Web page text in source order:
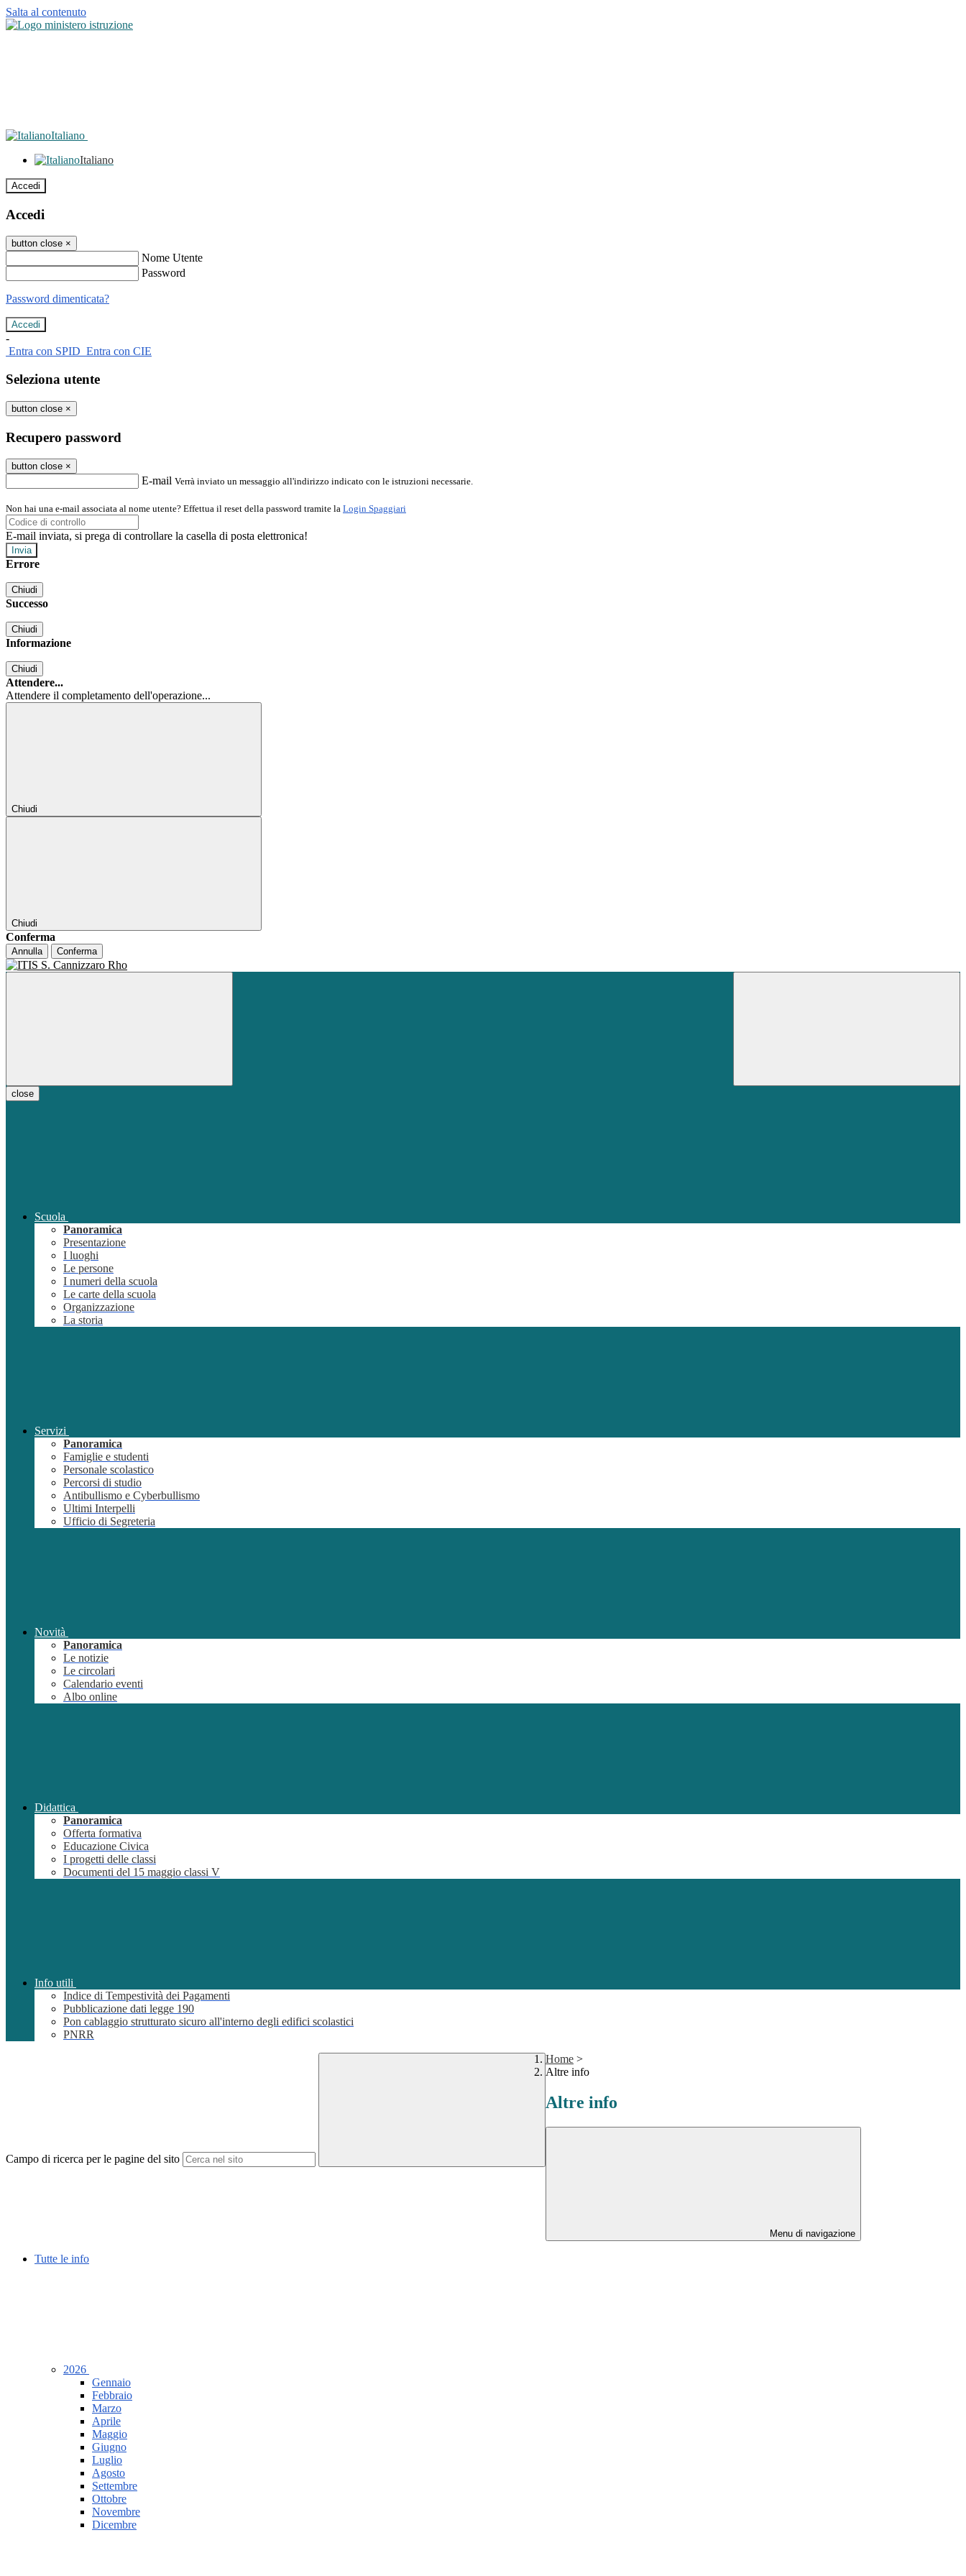
Salta al contenuto
Italiano
Italiano
Accedi
Accedi
button close ×
Nome Utente
Password
Password dimenticata?
-
Entra con SPID Entra con CIE
Seleziona utente
button close ×
Recupero password
button close ×
E-mail Verrà inviato un messaggio all'indirizzo indicato con le istruzioni necessarie.
Non hai una e-mail associata al nome utente? Effettua il reset della password tramite la Login Spaggiari
E-mail inviata, si prega di controllare la casella di posta elettronica!
Errore
Chiudi
Successo
Chiudi
Informazione
Chiudi
Attendere...
Attendere il completamento dell'operazione...
Chiudi
Chiudi
Conferma
Annulla Conferma
close
Scuola
Panoramica
Presentazione
I luoghi
Le persone
I numeri della scuola
Le carte della scuola
Organizzazione
La storia
Servizi
Panoramica
Famiglie e studenti
Personale scolastico
Percorsi di studio
Antibullismo e Cyberbullismo
Ultimi Interpelli
Ufficio di Segreteria
Novità
Panoramica
Le notizie
Le circolari
Calendario eventi
Albo online
Didattica
Panoramica
Offerta formativa
Educazione Civica
I progetti delle classi
Documenti del 15 maggio classi V
Info utili
Indice di Tempestività dei Pagamenti
Pubblicazione dati legge 190
Pon cablaggio strutturato sicuro all'interno degli edifici scolastici
PNRR
Campo di ricerca per le pagine del sito
Home >
Altre info
Altre info
Menu di navigazione
Tutte le info
2026
Gennaio
Febbraio
Marzo
Aprile
Maggio
Giugno
Luglio
Agosto
Settembre
Ottobre
Novembre
Dicembre